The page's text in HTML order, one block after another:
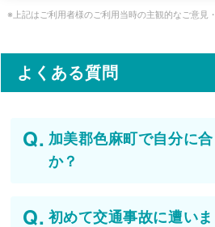
※上記はご利用者様のご利用当時の主観的なご意見
よくある質問
加美郡色麻町で自分に
か？
初めて交通事故に遭い